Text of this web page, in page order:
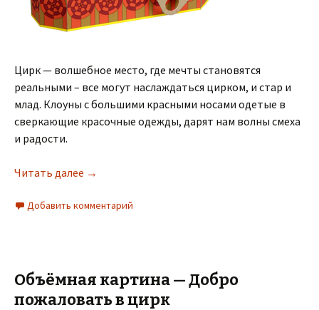
Цирк — волшебное место, где мечты становятся
реальными – все могут наслаждаться цирком, и стар и
млад. Клоуны с большими красными носами одетые в
сверкающие красочные одежды, дарят нам волны смеха
и радости.
Читать далее →
Добавить комментарий
Объёмная картина — Добро
пожаловать в цирк